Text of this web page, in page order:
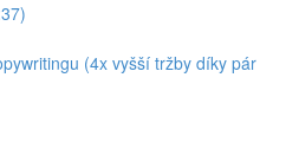
(4x vyšší tržby díky pár